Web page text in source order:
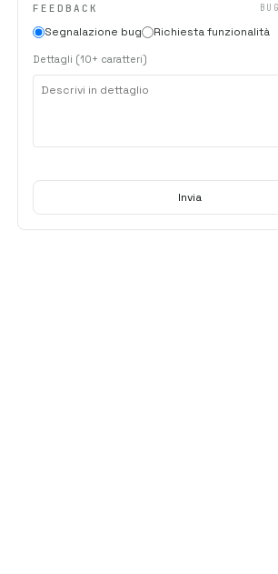
FEEDBACK
Segnalazione bug Richiesta funzionalità
Dettagli (10+ caratteri)
Invia